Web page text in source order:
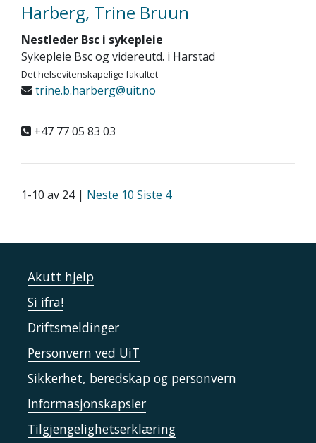
Harberg, Trine Bruun
Nestleder Bsc i sykepleie
Sykepleie Bsc og videreutd. i Harstad
Det helsevitenskapelige fakultet
trine.b.harberg@uit.no
+47 77 05 83 03
1-10 av 24 | Neste 10 Siste 4
Akutt hjelp
Si ifra!
Driftsmeldinger
Personvern ved UiT
Sikkerhet, beredskap og personvern
Informasjonskapsler
Tilgjengelighetserklæring